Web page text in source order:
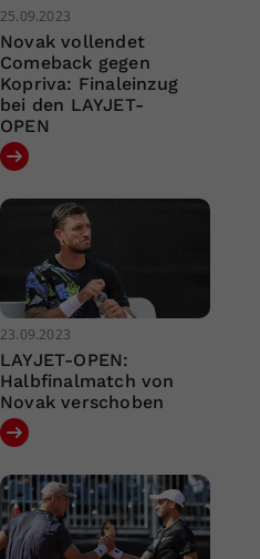
25.09.2023
Novak vollendet
Comeback gegen
Kopriva: Finaleinzug
bei den LAYJET-
OPEN
23.09.2023
LAYJET-OPEN:
Halbfinalmatch von
Novak verschoben